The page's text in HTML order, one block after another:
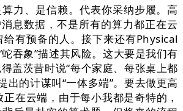
力、是信赖。代表你采纳步履。高
息数据，不是所有的算力都正在云
有预备的人。接下来还有Physical
吞象”描述其风险。这大要是我们有
盖茨昔时说“每个家庭、每张桌上都
出的计谋叫“一体多端”。要去做更高
在云端，由于每小我都是奇特的，